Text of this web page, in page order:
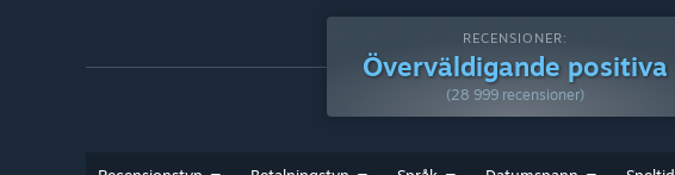
RECENSIONER:
Överväldigande positiva
(28 999 recensioner)